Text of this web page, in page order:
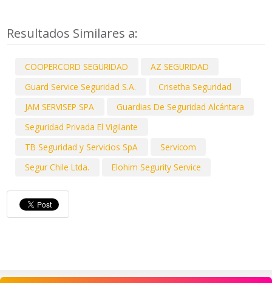
Resultados Similares a:
COOPERCORD SEGURIDAD
AZ SEGURIDAD
Guard Service Seguridad S.A.
Crisetha Seguridad
JAM SERVISEP SPA
Guardias De Seguridad Alcántara
Seguridad Privada El Vigilante
TB Seguridad y Servicios SpA
Servicom
Segur Chile Ltda.
Elohim Segurity Service